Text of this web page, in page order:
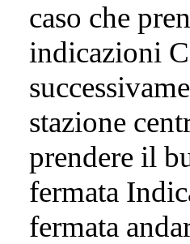
caso che
indicazioni
stazione
prendere il
fermata
fermata